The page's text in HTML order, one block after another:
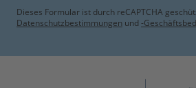
Dieses Formular ist durch reCAPTCHA
Datenschutzbestimmungen und -